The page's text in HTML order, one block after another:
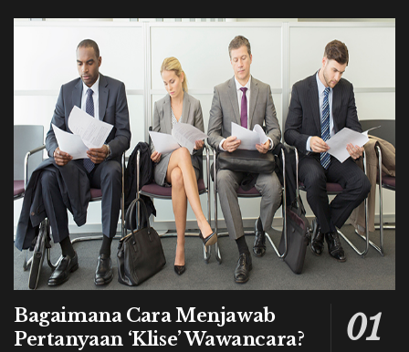
Bagaimana Cara Menjawab
Pertanyaan ‘Klise’ Wawancara?